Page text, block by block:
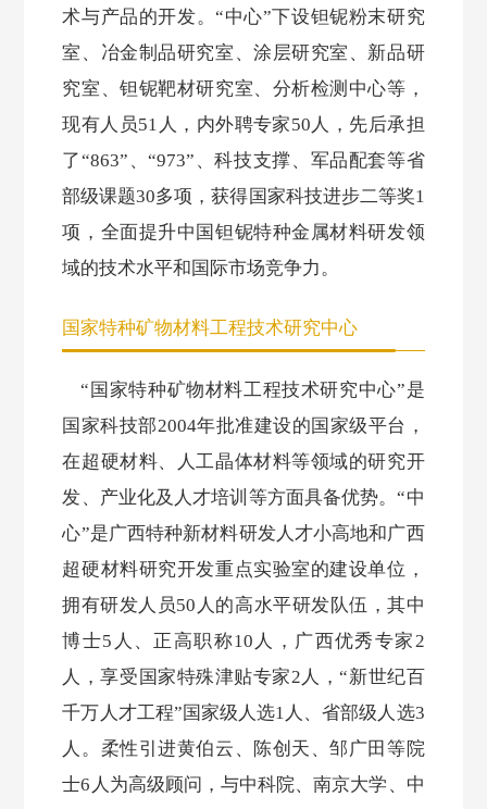
术与产品的开发。“中心”下设钽铌粉末研究
室、冶金制品研究室、涂层研究室、新品研
究室、钽铌靶材研究室、分析检测中心等，
现有人员51人，内外聘专家50人，先后承担
了“863”、“973”、科技支撑、军品配套等省
部级课题30多项，获得国家科技进步二等奖1
项，全面提升中国钽铌特种金属材料研发领
域的技术水平和国际市场竞争力。
国家特种矿物材料工程技术研究中心
“国家特种矿物材料工程技术研究中心”是
国家科技部2004年批准建设的国家级平台，
在超硬材料、人工晶体材料等领域的研究开
发、产业化及人才培训等方面具备优势。“中
心”是广西特种新材料研发人才小高地和广西
超硬材料研究开发重点实验室的建设单位，
拥有研发人员50人的高水平研发队伍，其中
博士5人、正高职称10人，广西优秀专家2
人，享受国家特殊津贴专家2人，“新世纪百
千万人才工程”国家级人选1人、省部级人选3
人。柔性引进黄伯云、陈创天、邹广田等院
士6人为高级顾问，与中科院、南京大学、中